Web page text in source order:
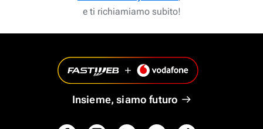
e ti richiamiamo subito!
Insieme, siamo futuro